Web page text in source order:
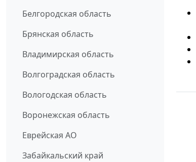
Белгородская область
Брянская область
Владимирская область
Волгоградская область
Вологодская область
Воронежская область
Еврейская АО
Забайкальский край